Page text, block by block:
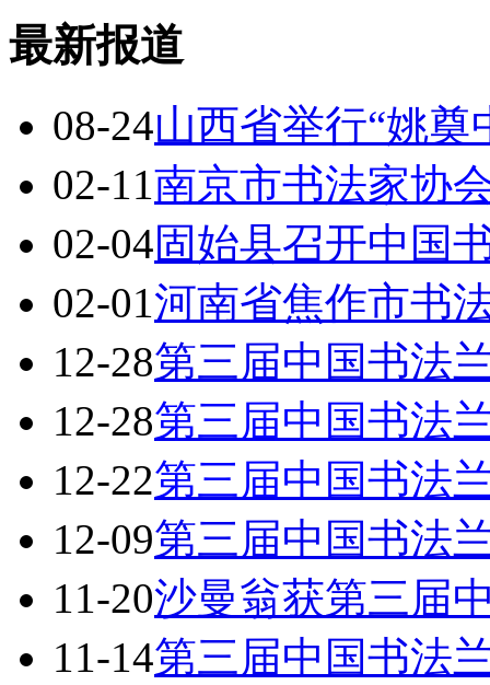
最新报道
08-24山西省举行“姚
02-11南京市书法家协
02-04固始县召开中国
02-01河南省焦作市书
12-28第三届中国书法
12-28第三届中国书法
12-22第三届中国书法
12-09第三届中国书法
11-20沙曼翁获第三届
11-14第三届中国书法